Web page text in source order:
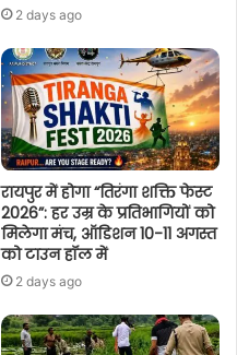
2 days ago
रायपुर में होगा “तिरंगा शक्ति फेस्ट
2026”: हर उम्र के प्रतिभागियों को
मिलेगा मंच, ऑडिशन 10-11 अगस्त
को टाउन हॉल में
2 days ago